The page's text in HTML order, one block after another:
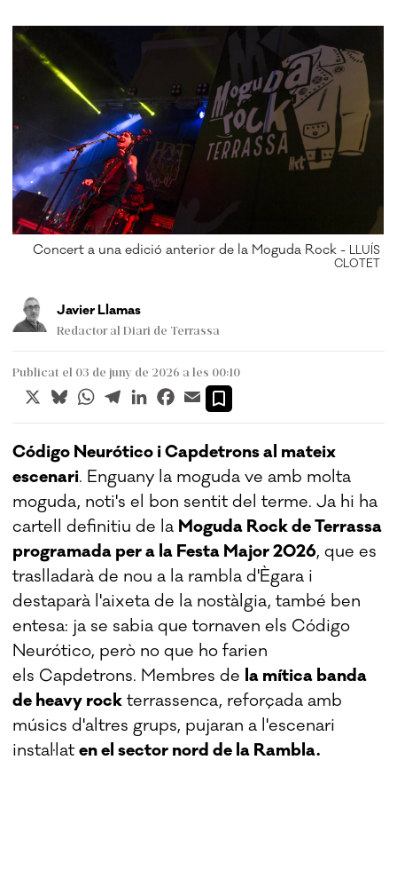
Concert a una edició anterior de la Moguda Rock - LLUÍS
CLOTET
Javier Llamas
Redactor al Diari de Terrassa
Publicat el 03 de juny de 2026 a les 00:10
X BlueskyWhatsApp
TelegramLinkedInFacebook
Email
Código Neurótico i Capdetrons al mateix
escenari. Enguany la moguda ve amb molta
moguda, noti's el bon sentit del terme. Ja hi ha
cartell definitiu de la Moguda Rock de Terrassa
programada per a la Festa Major 2026, que es
traslladarà de nou a la rambla d'Ègara i
destaparà l'aixeta de la nostàlgia, també ben
entesa: ja se sabia que tornaven els Código
Neurótico, però no que ho farien
els Capdetrons. Membres de la mítica banda
de heavy rock terrassenca, reforçada amb
músics d'altres grups, pujaran a l'escenari
instal·laten el sector nord de la Rambla.